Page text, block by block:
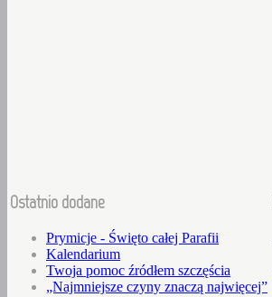
Ostatnio dodane
Prymicje - Święto całej Parafii
Kalendarium
Twoja pomoc źródłem szczęścia
„Najmniejsze czyny znaczą najwięcej”